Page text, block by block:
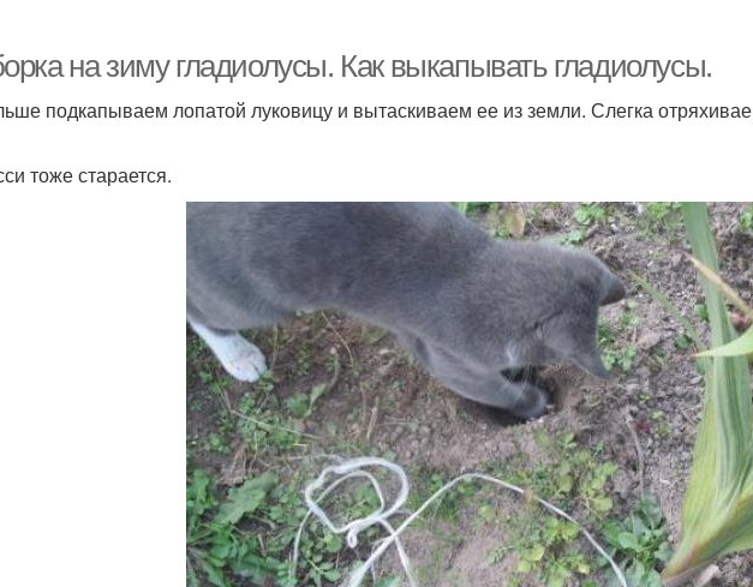
на зиму гладиолусы. Как выкапывать гладиолусы.
подкапываем лопатой луковицу и вытаскиваем ее из земли. Слегка
тоже старается.